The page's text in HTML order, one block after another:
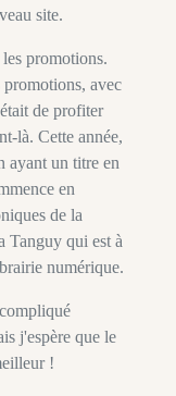
site.
promotions.
promotions, avec
de profiter
là. Cette année,
ayant un titre en
en
de la
Tanguy qui est à
numérique.
j'espère que le
!